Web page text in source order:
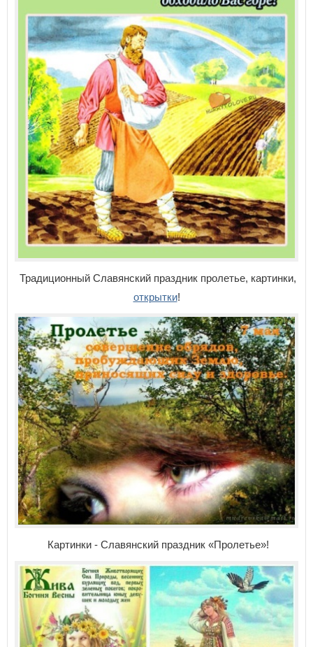
Традиционный Славянский праздник пролетье, картинки,
открытки!
Картинки - Славянский праздник «Пролетье»!